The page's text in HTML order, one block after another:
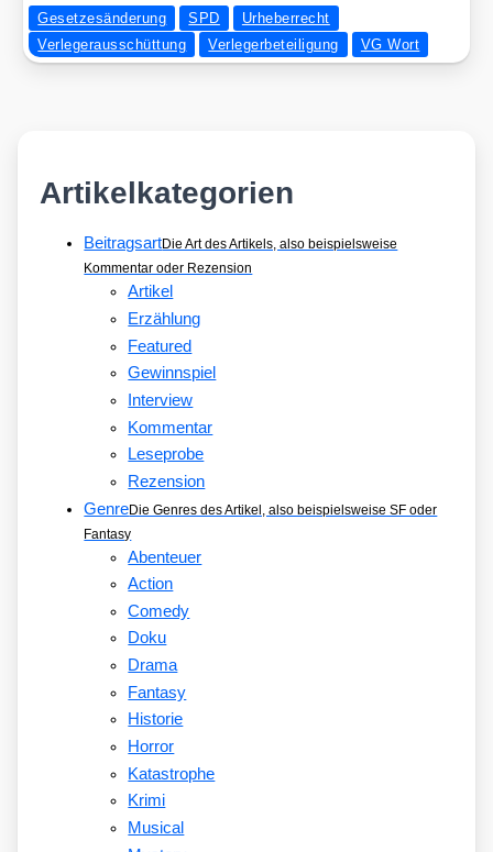
Gesetzesänderung SPD
Urheberrecht
Verlegerausschüttung
Verlegerbeteiligung VG Wort
Artikelkategorien
BeitragsartDie Art des Artikels, also beispielsweise
Kommentar oder Rezension
Artikel
Erzählung
Featured
Gewinnspiel
Interview
Kommentar
Leseprobe
Rezension
GenreDie Genres des Artikel, also beispielsweise SF oder
Fantasy
Abenteuer
Action
Comedy
Doku
Drama
Fantasy
Historie
Horror
Katastrophe
Krimi
Musical